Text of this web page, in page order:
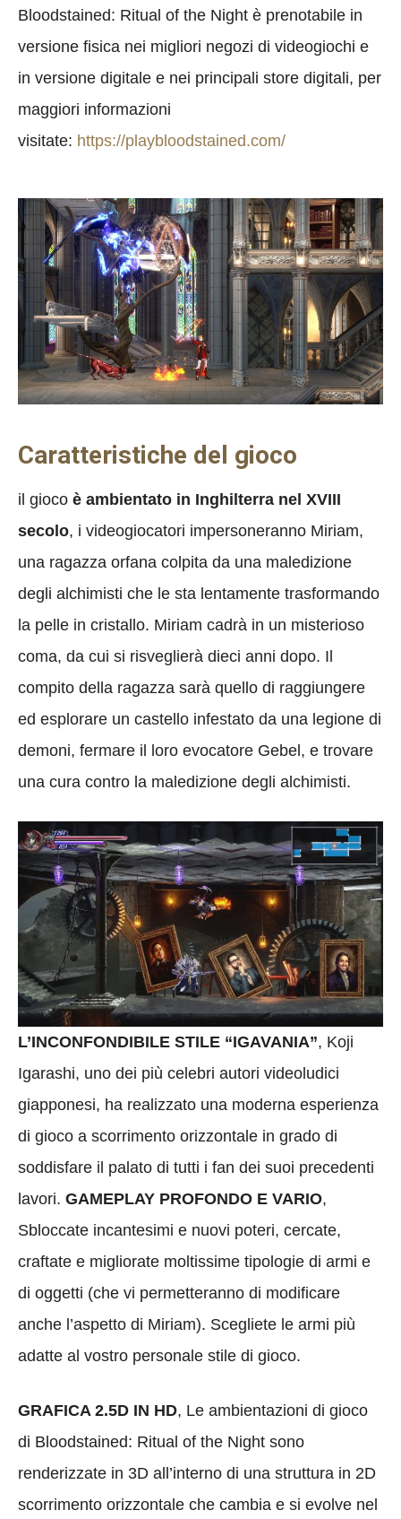
Bloodstained: Ritual of the Night è prenotabile in
versione fisica nei migliori negozi di videogiochi e
in versione digitale e nei principali store digitali, per
maggiori informazioni
visitate: https://playbloodstained.com/
Caratteristiche del gioco
il gioco è ambientato in Inghilterra nel XVIII
secolo, i videogiocatori impersoneranno Miriam,
una ragazza orfana colpita da una maledizione
degli alchimisti che le sta lentamente trasformando
la pelle in cristallo. Miriam cadrà in un misterioso
coma, da cui si risveglierà dieci anni dopo. Il
compito della ragazza sarà quello di raggiungere
ed esplorare un castello infestato da una legione di
demoni, fermare il loro evocatore Gebel, e trovare
una cura contro la maledizione degli alchimisti.
L’INCONFONDIBILE STILE “IGAVANIA”, Koji
Igarashi, uno dei più celebri autori videoludici
giapponesi, ha realizzato una moderna esperienza
di gioco a scorrimento orizzontale in grado di
soddisfare il palato di tutti i fan dei suoi precedenti
lavori. GAMEPLAY PROFONDO E VARIO,
Sbloccate incantesimi e nuovi poteri, cercate,
craftate e migliorate moltissime tipologie di armi e
di oggetti (che vi permetteranno di modificare
anche l’aspetto di Miriam). Scegliete le armi più
adatte al vostro personale stile di gioco.
GRAFICA 2.5D IN HD, Le ambientazioni di gioco
di Bloodstained: Ritual of the Night sono
renderizzate in 3D all’interno di una struttura in 2D
scorrimento orizzontale che cambia e si evolve nel